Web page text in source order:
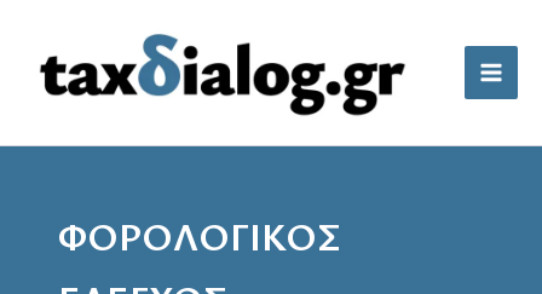
περιεχόμενο
ΦΟΡΟΛΟΓΙΚΟΣ